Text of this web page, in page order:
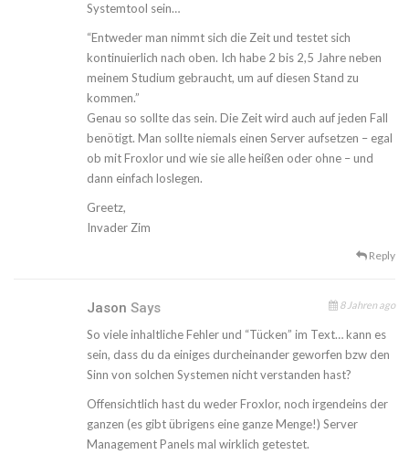
Systemtool sein…
“Entweder man nimmt sich die Zeit und testet sich
kontinuierlich nach oben. Ich habe 2 bis 2,5 Jahre neben
meinem Studium gebraucht, um auf diesen Stand zu
kommen.”
Genau so sollte das sein. Die Zeit wird auch auf jeden Fall
benötigt. Man sollte niemals einen Server aufsetzen – egal
ob mit Froxlor und wie sie alle heißen oder ohne – und
dann einfach loslegen.
Greetz,
Invader Zim
Reply
Jason Says 8 Jahren ago
So viele inhaltliche Fehler und “Tücken” im Text… kann es
sein, dass du da einiges durcheinander geworfen bzw den
Sinn von solchen Systemen nicht verstanden hast?
Offensichtlich hast du weder Froxlor, noch irgendeins der
ganzen (es gibt übrigens eine ganze Menge!) Server
Management Panels mal wirklich getestet.